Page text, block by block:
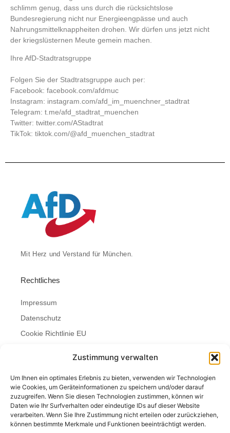
Zustimmung verwalten
Um Ihnen ein optimales Erlebnis zu bieten, verwenden wir Technologien
wie Cookies, um Geräteinformationen zu speichern und/oder darauf
zuzugreifen. Wenn Sie diesen Technologien zustimmen, können wir
Daten wie Ihr Surfverhalten oder eindeutige IDs auf dieser Website
verarbeiten. Wenn Sie Ihre Zustimmung nicht erteilen oder zurückziehen,
können bestimmte Merkmale und Funktionen beeinträchtigt werden.
schlimm genug, dass uns durch die rücksichtslose
Bundesregierung nicht nur Energieengpässe und auch
Nahrungsmittelknappheiten drohen. Wir dürfen uns jetzt nicht
der kriegslüsternen Meute gemein machen.
Ihre AfD-Stadtratsgruppe
Folgen Sie der Stadtratsgruppe auch per:
Facebook: facebook.com/afdmuc
Instagram: instagram.com/afd_im_muenchner_stadtrat
Telegram: t.me/afd_stadtrat_muenchen
Twitter: twitter.com/AStadtrat
TikTok: tiktok.com/@afd_muenchen_stadtrat
Mit Herz und Verstand für München.
Rechtliches
Impressum
Datenschutz
Cookie Richtlinie EU
9:00 - 11:00 Uhr
Kontakt
info@afd-stadtrat-muenchen.de